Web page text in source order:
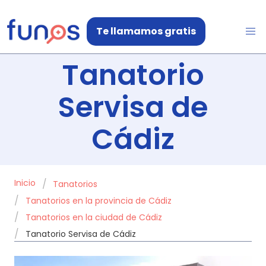
Te llamamos gratis
Tanatorio
Servisa de
Cádiz
Inicio
Tanatorios
Tanatorios en la provincia de Cádiz
Tanatorios en la ciudad de Cádiz
Tanatorio Servisa de Cádiz